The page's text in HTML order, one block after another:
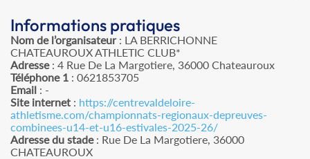
Informations pratiques
Nom de l’organisateur: LA BERRICHONNE
CHATEAUROUX ATHLETIC CLUB*
Adresse: 4 Rue De La Margotiere, 36000 Chateauroux
Téléphone 1 : 0621853705
Email : -
Site internet : https://centrevaldeloire-
athletisme.com/championnats-regionaux-depreuves-
combinees-u14-et-u16-estivales-2025-26/
Adresse du stade: Rue De La Margotiere, 36000
CHATEAUROUX